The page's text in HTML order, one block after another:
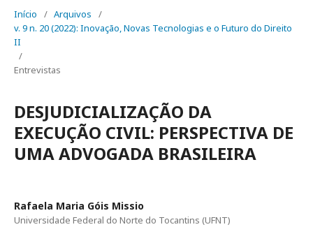
Início / Arquivos
/
v. 9 n. 20 (2022): Inovação, Novas Tecnologias e o Futuro do Direito
II
/
Entrevistas
DESJUDICIALIZAÇÃO DA
EXECUÇÃO CIVIL: PERSPECTIVA DE
UMA ADVOGADA BRASILEIRA
Rafaela Maria Góis Missio
Universidade Federal do Norte do Tocantins (UFNT)